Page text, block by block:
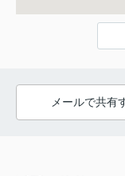
メールで共有